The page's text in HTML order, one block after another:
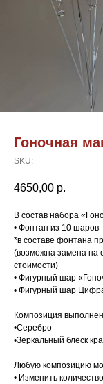
Гоночная
SKU:
4650,00 р.
В состав набора
• Фонтан из 10 шаров
*в составе фонтана
(возможна замена на
стоимости)
• Фигурный шар
• Фигурный шар
Композиция
•Серебро
•Зеркальный блеск
Любую композицию
• Изменить